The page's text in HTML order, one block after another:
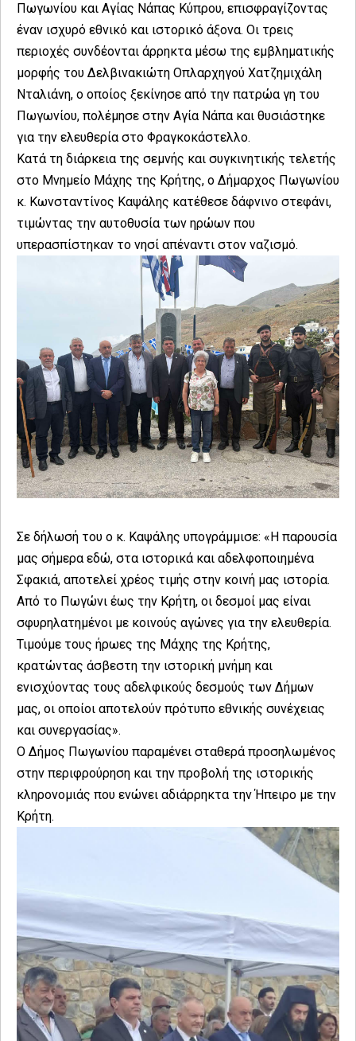
Πωγωνίου και Αγίας Νάπας Κύπρου, επισφραγίζοντας
έναν ισχυρό εθνικό και ιστορικό άξονα. Οι τρεις
περιοχές συνδέονται άρρηκτα μέσω της εμβληματικής
μορφής του Δελβινακιώτη Οπλαρχηγού Χατζημιχάλη
Νταλιάνη, ο οποίος ξεκίνησε από την πατρώα γη του
Πωγωνίου, πολέμησε στην Αγία Νάπα και θυσιάστηκε
για την ελευθερία στο Φραγκοκάστελλο.
Κατά τη διάρκεια της σεμνής και συγκινητικής τελετής
στο Μνημείο Μάχης της Κρήτης, ο Δήμαρχος Πωγωνίου
κ. Κωνσταντίνος Καψάλης κατέθεσε δάφνινο στεφάνι,
τιμώντας την αυτοθυσία των ηρώων που
υπερασπίστηκαν το νησί απέναντι στον ναζισμό.
Σε δήλωσή του ο κ. Καψάλης υπογράμμισε: «Η παρουσία
μας σήμερα εδώ, στα ιστορικά και αδελφοποιημένα
Σφακιά, αποτελεί χρέος τιμής στην κοινή μας ιστορία.
Από το Πωγώνι έως την Κρήτη, οι δεσμοί μας είναι
σφυρηλατημένοι με κοινούς αγώνες για την ελευθερία.
Τιμούμε τους ήρωες της Μάχης της Κρήτης,
κρατώντας άσβεστη την ιστορική μνήμη και
ενισχύοντας τους αδελφικούς δεσμούς των Δήμων
μας, οι οποίοι αποτελούν πρότυπο εθνικής συνέχειας
και συνεργασίας».
Ο Δήμος Πωγωνίου παραμένει σταθερά προσηλωμένος
στην περιφρούρηση και την προβολή της ιστορικής
κληρονομιάς που ενώνει αδιάρρηκτα την Ήπειρο με την
Κρήτη.